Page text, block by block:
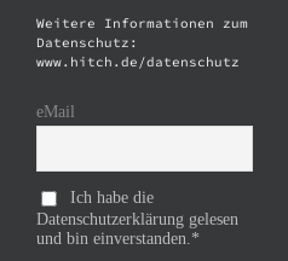
Weitere Informationen zum
Datenschutz:
www.hitch.de/datenschutz
eMail
Ich habe die
Datenschutzerklärung gelesen
und bin einverstanden.*